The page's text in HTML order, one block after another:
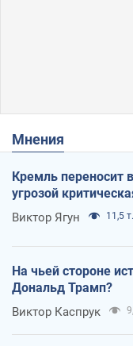
Мнения
Кремль переносит
угрозой
Виктор Ягун 11,5 т.
На чьей стороне
Дональд Трамп?
Виктор Каспрук